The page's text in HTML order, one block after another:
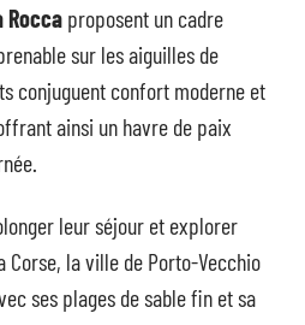
Rocca proposent un cadre
sur les aiguilles de
conjuguent confort moderne et
ainsi un havre de paix
leur séjour et explorer
Corse, la ville de Porto-Vecchio
ses plages de sable fin et sa